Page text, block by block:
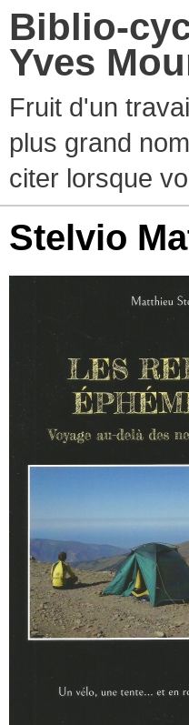
Biblio-
Yves
Fruit d'un
plus grand
citer lorsque
Stelvio